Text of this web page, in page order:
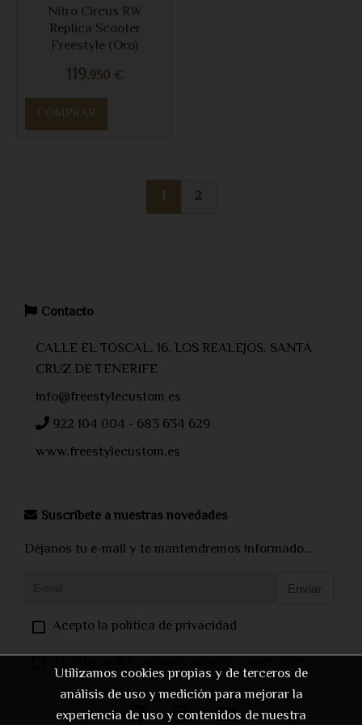
Nitro Circus RW
Replica Scooter
Freestyle (Oro)
119,950 €
COMPRAR
1 2
Contacto
CALLE EL TOSCAL, 16, LOS REALEJOS, SANTA
CRUZ DE TENERIFE
info@freestylecustom.es
922 104 004 - 683 634 629
www.freestylecustom.es
Suscríbete a nuestras novedades
Déjanos tu e-mail y te mantendremos informado...
Enviar
Acepto la política de privacidad
Acepto recibir comunicaciones comerciales.
Utilizamos cookies propias y de terceros de
análisis de uso y medición para mejorar la
experiencia de uso y contenidos de nuestra